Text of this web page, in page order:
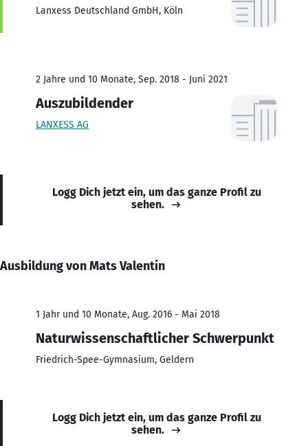
Lanxess Deutschland GmbH, Köln
2 Jahre und 10 Monate, Sep. 2018 - Juni 2021
Auszubildender
LANXESS AG
Logg Dich jetzt ein, um das ganze Profil zu
sehen.
Ausbildung von Mats Valentin
1 Jahr und 10 Monate, Aug. 2016 - Mai 2018
Naturwissenschaftlicher Schwerpunkt
Friedrich-Spee-Gymnasium, Geldern
Logg Dich jetzt ein, um das ganze Profil zu
sehen.